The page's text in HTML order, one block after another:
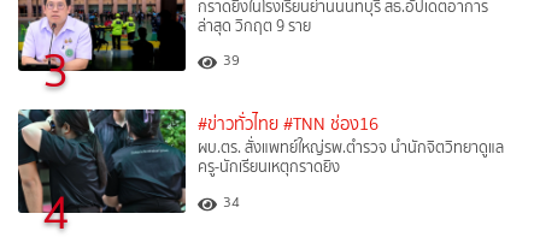
3
กราดยิงในโรงเรียนย่านนนทบุรี สธ.อัปเดตอาการ
ล่าสุด วิกฤต 9 ราย
39
4
#ข่าวทั่วไทย #TNN ช่อง16
ผบ.ตร. สั่งแพทย์ใหญ่รพ.ตำรวจ นำนักจิตวิทยาดูแล
ครู-นักเรียนเหตุกราดยิง
34